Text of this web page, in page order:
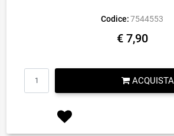
Codice: 7544553
€ 7,90
ACQUISTA